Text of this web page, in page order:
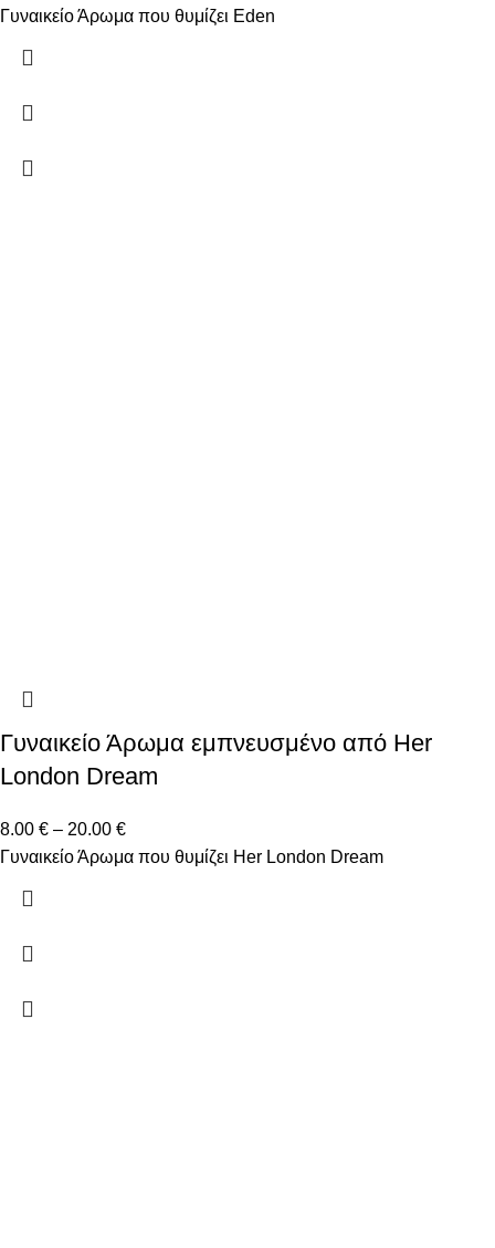
Γυναικείο Άρωμα που θυμίζει Eden
Γυναικείο Άρωμα εμπνευσμένο από Her
London Dream
8.00 € – 20.00 €
Γυναικείο Άρωμα που θυμίζει Her London Dream